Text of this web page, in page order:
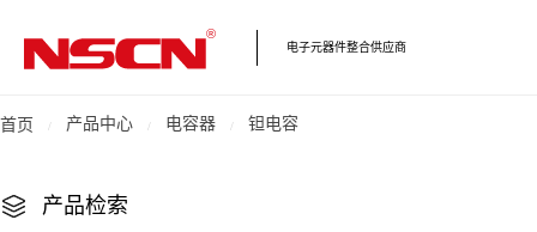
电子元器件整合供应商
首页 产品中心 电容器 钽电容
产品检索